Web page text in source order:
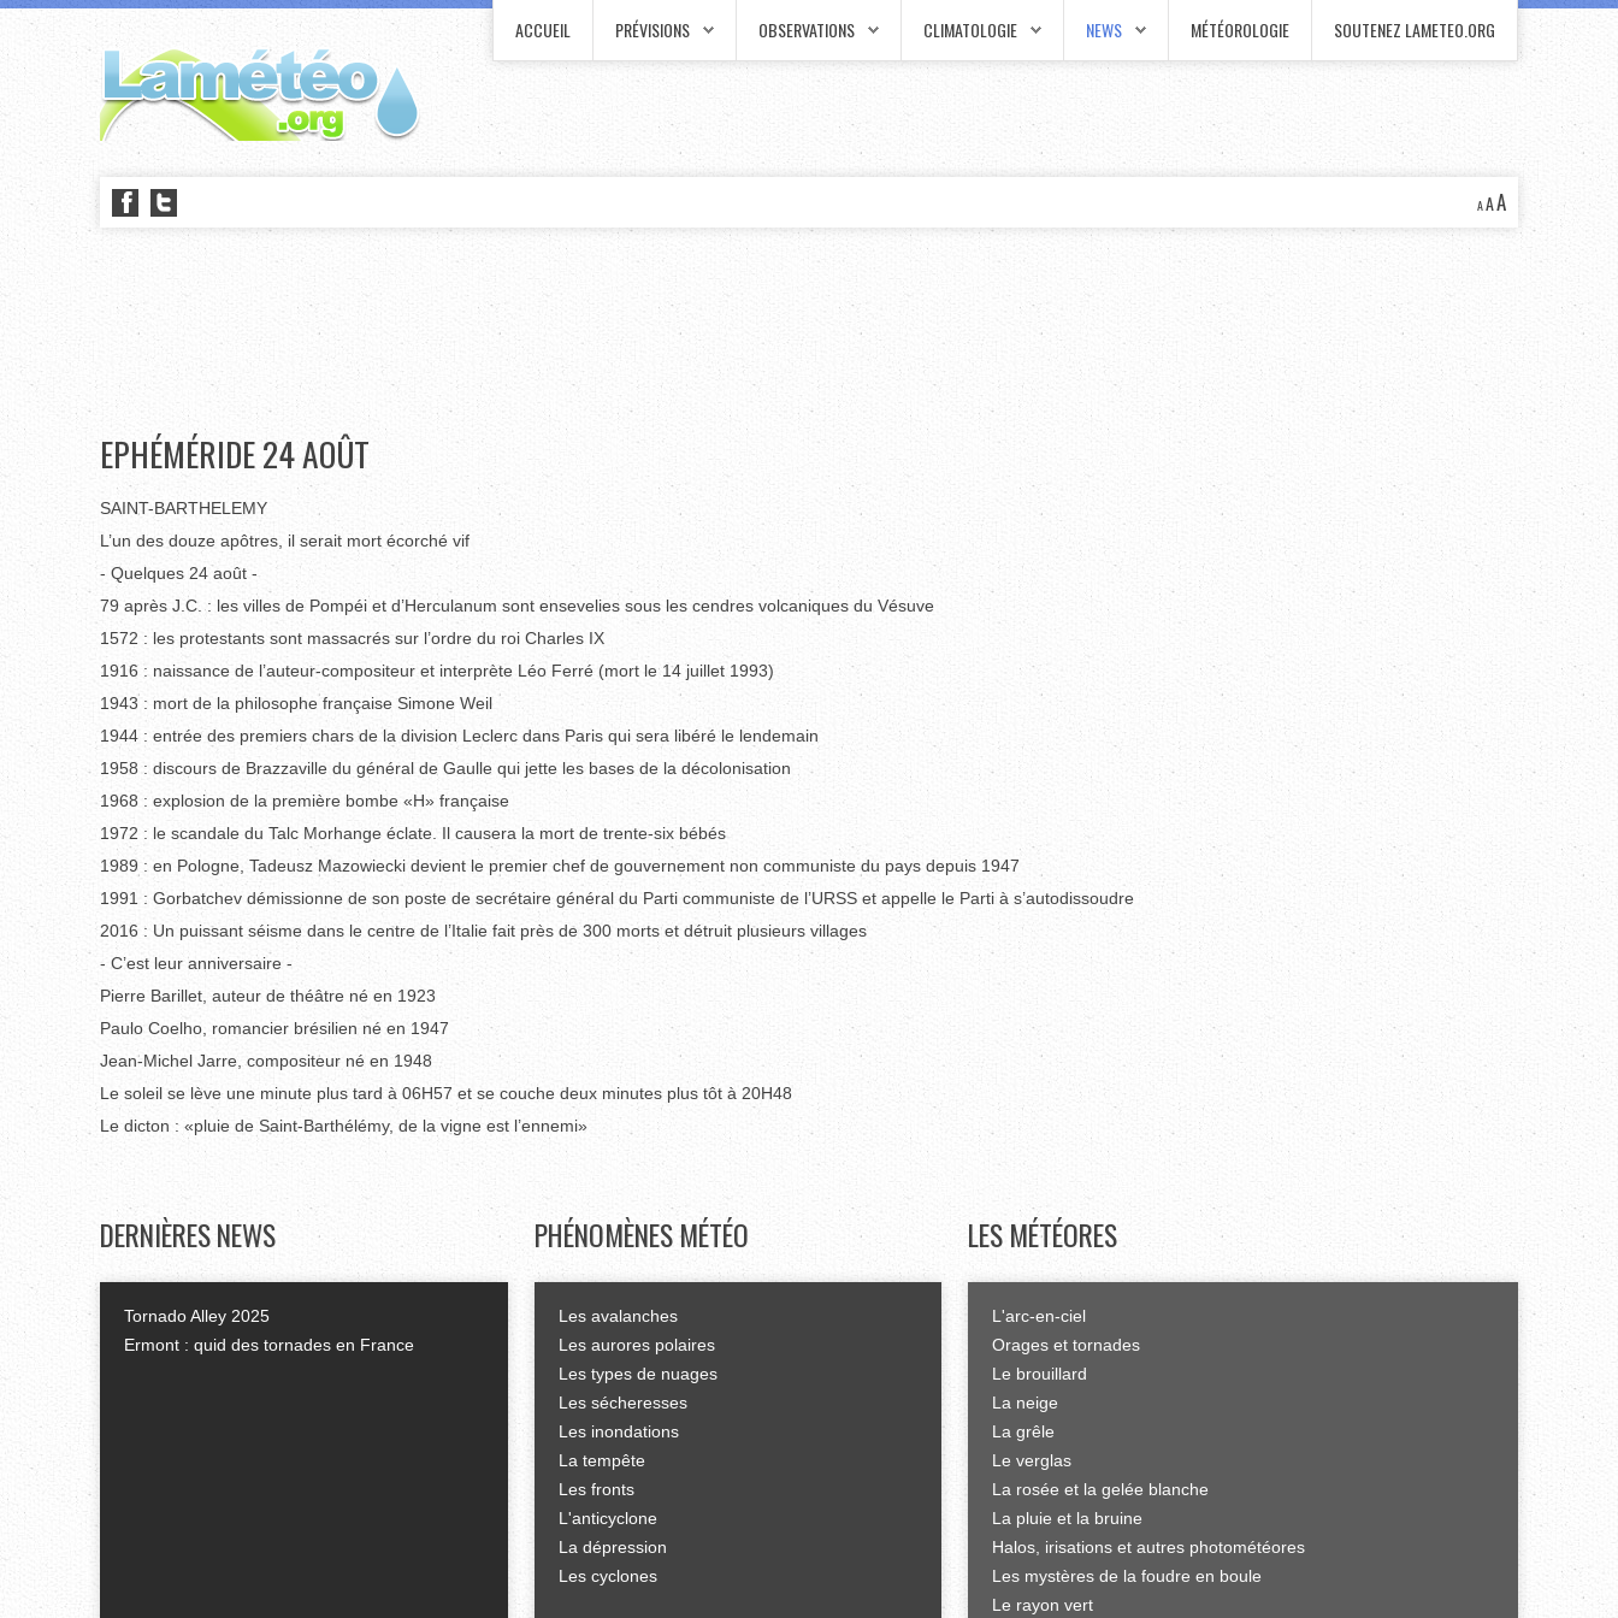
ACCUEIL PRÉVISIONS OBSERVATIONS CLIMATOLOGIE NEWS MÉTÉOROLOGIE SOUTENEZ LAMETEO.ORG
AAA
EPHÉMÉRIDE 24 AOÛT
SAINT-BARTHELEMY
L’un des douze apôtres, il serait mort écorché vif
- Quelques 24 août -
79 après J.C. : les villes de Pompéi et d’Herculanum sont ensevelies sous les cendres volcaniques du Vésuve
1572 : les protestants sont massacrés sur l’ordre du roi Charles IX
1916 : naissance de l’auteur-compositeur et interprète Léo Ferré (mort le 14 juillet 1993)
1943 : mort de la philosophe française Simone Weil
1944 : entrée des premiers chars de la division Leclerc dans Paris qui sera libéré le lendemain
1958 : discours de Brazzaville du général de Gaulle qui jette les bases de la décolonisation
1968 : explosion de la première bombe «H» française
1972 : le scandale du Talc Morhange éclate. Il causera la mort de trente-six bébés
1989 : en Pologne, Tadeusz Mazowiecki devient le premier chef de gouvernement non communiste du pays depuis 1947
1991 : Gorbatchev démissionne de son poste de secrétaire général du Parti communiste de l’URSS et appelle le Parti à s’autodissoudre
2016 : Un puissant séisme dans le centre de l’Italie fait près de 300 morts et détruit plusieurs villages
- C’est leur anniversaire -
Pierre Barillet, auteur de théâtre né en 1923
Paulo Coelho, romancier brésilien né en 1947
Jean-Michel Jarre, compositeur né en 1948
Le soleil se lève une minute plus tard à 06H57 et se couche deux minutes plus tôt à 20H48
Le dicton : «pluie de Saint-Barthélémy, de la vigne est l’ennemi»
DERNIÈRESNEWS
Tornado Alley 2025
Ermont : quid des tornades en France
PHÉNOMÈNESMÉTÉO
Les avalanches
Les aurores polaires
Les types de nuages
Les sécheresses
Les inondations
La tempête
Les fronts
L'anticyclone
La dépression
Les cyclones
LES MÉTÉORES
L'arc-en-ciel
Orages et tornades
Le brouillard
La neige
La grêle
Le verglas
La rosée et la gelée blanche
La pluie et la bruine
Halos, irisations et autres photométéores
Les mystères de la foudre en boule
Le rayon vert